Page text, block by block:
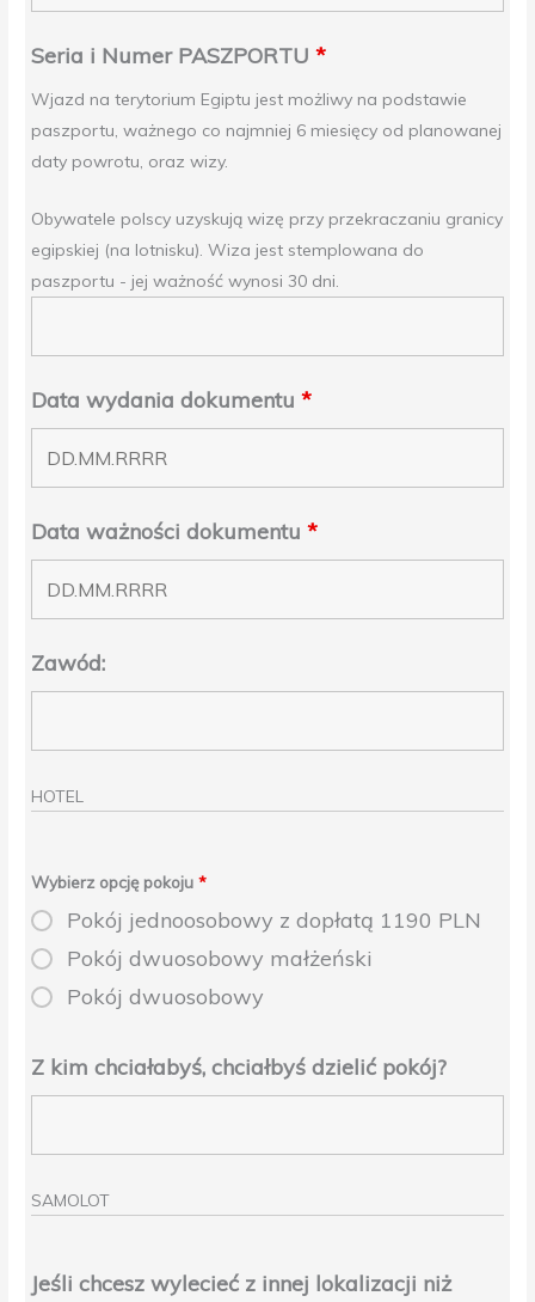
Seria i Numer PASZPORTU*
Wjazd na terytorium Egiptu jest możliwy na podstawie
paszportu, ważnego co najmniej 6 miesięcy od planowanej
daty powrotu, oraz wizy.
Obywatele polscy uzyskują wizę przy przekraczaniu granicy
egipskiej (na lotnisku). Wiza jest stemplowana do
paszportu - jej ważność wynosi 30 dni.
Data wydania dokumentu*
Data ważności dokumentu*
Zawód:
HOTEL
Wybierz opcję pokoju*
Pokój jednoosobowy z dopłatą 1190 PLN
Pokój dwuosobowy małżeński
Pokój dwuosobowy
Z kim chciałabyś, chciałbyś dzielić pokój?
SAMOLOT
Jeśli chcesz wylecieć z innej lokalizacji niż